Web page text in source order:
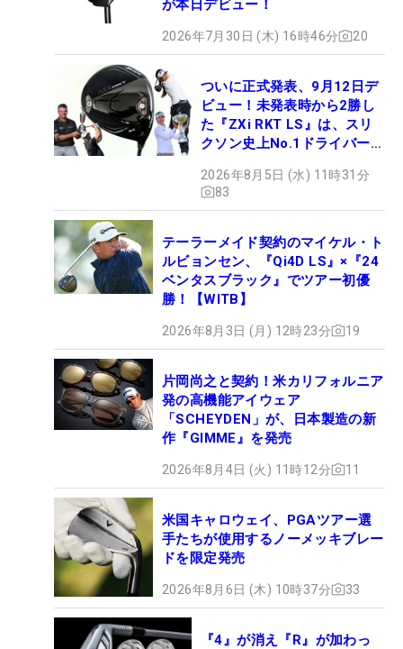
が本日デビュー！
2026年7月30日 (木) 16時46分 20
ついに正式発表、9月12日デ
ビュー！未発表時から2勝し
た『ZXi RKT LS』は、スリ
クソン史上No.1ドライバー!?
2026年8月5日 (水) 11時31分
83
テーラーメイド契約のマイケル・ト
ルビョンセン、『Qi4D LS』×『24
ベンタスブラック』でツアー初優
勝！【WITB】
2026年8月3日 (月) 12時23分 19
片岡尚之と契約！米カリフォルニア
発の高機能アイウェア
「SCHEYDEN」が、日本製造の新
作『GIMME』を発売
2026年8月4日 (火) 11時12分 11
米国キャロウェイ、PGAツアー選
手たちが使用するノーメッキブレー
ドを限定発売
2026年8月6日 (木) 10時37分 33
『4』が消え『R』が加わっ